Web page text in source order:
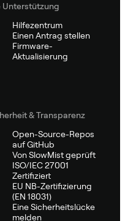
Unterstützung
Hilfezentrum
Einen Antrag stellen
Firmware-
Aktualisierung
& Transparenz
Open-Source-Repos
auf GitHub
Von SlowMist geprüft
ISO/IEC 27001
Zertifiziert
EU NB-Zertifizierung
(EN 18031)
Eine Sicherheitslücke
melden